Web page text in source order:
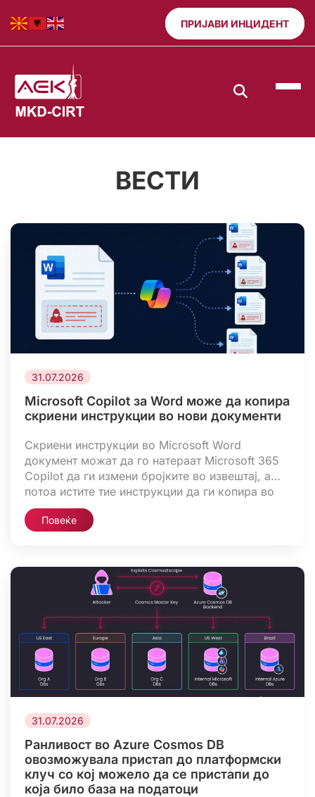
ПРИЈАВИ ИНЦИДЕНТ
ВЕСТИ
31.07.2026
Microsoft Copilot за Word може да копира
скриени инструкции во нови документи
Скриени инструкции во Microsoft Word
документ можат да го натераат Microsoft 365
Copilot да ги измени бројките во извештај, а
потоа истите тие инструкции да ги копира во
новосоздадениот документ. Истражувачот
Хокон Малој (Håkon Måløy) ја објави оваа
of-concept (PoC), документот генериран […]
Повеќе
31.07.2026
Ранливост во Azure Cosmos DB
овозможувала пристап до платформски
клуч со кој можело да се пристапи до
која било база на податоци